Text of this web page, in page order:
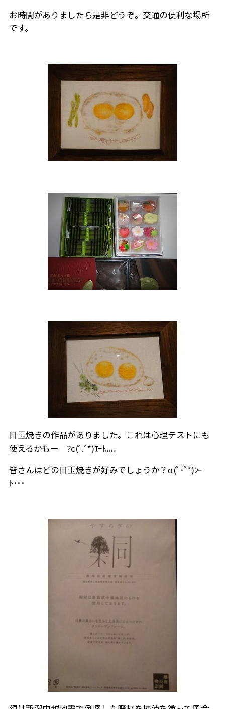
お時間がありましたら是非どうぞ。交通の便利な場所
です。
目玉焼きの作品がありました。これは心理テストにも
使えるかもー ?c(ﾟ.ﾟ*)ｴｰﾄ｡｡｡
皆さんはどの目玉焼きが好みでしょうか？σ(ﾟ･ﾟ*)ﾝｰ
ﾄ･･･